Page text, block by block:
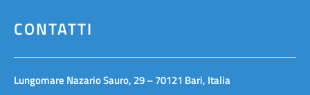
CONTATTI
Lungomare Nazario Sauro, 29 – 70121 Bari, Italia